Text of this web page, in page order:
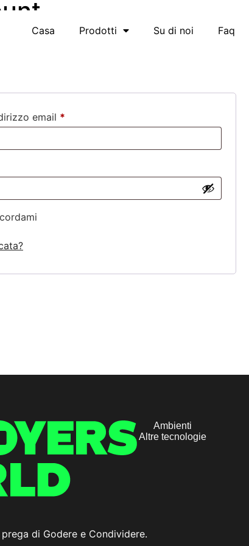
Casa Prodotti Su di noi Faq
email *
Ambienti
Altre tecnologie
di Godere e Condividere.